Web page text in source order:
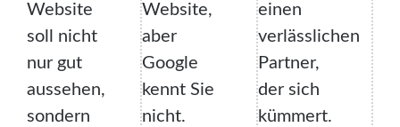
Website
soll nicht
nur gut
aussehen,
sondern
Website,
aber
Google
kennt Sie
nicht.
einen
verlässlichen
Partner,
der sich
kümmert.